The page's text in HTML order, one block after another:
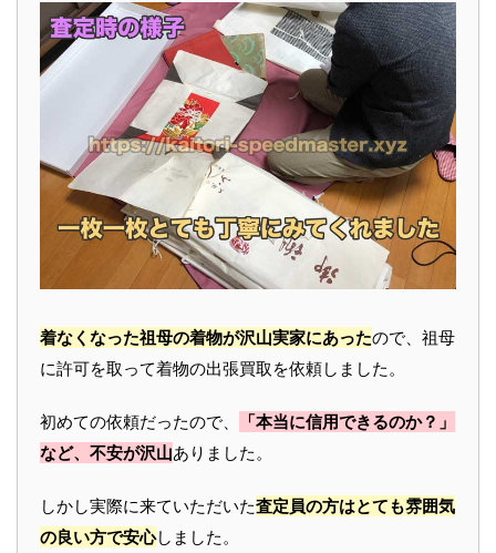
着なくなった祖母の着物が沢山実家にあったので、祖母
に許可を取って着物の出張買取を依頼しました。
初めての依頼だったので、
「本当に信用できるのか？」
など、不安が沢山ありました。
しかし実際に来ていただいた査定員の方はとても雰囲気
の良い方で安心しました。